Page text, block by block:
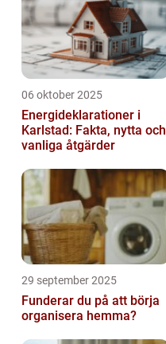
06 oktober 2025
Energideklarationer i
Karlstad: Fakta, nytta och
vanliga åtgärder
29 september 2025
Funderar du på att börja
organisera hemma?